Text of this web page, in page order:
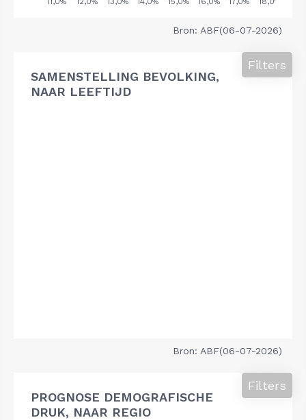
Bron: ABF(06-07-2026)
SAMENSTELLING BEVOLKING,
NAAR LEEFTIJD
Filters
Bron: ABF(06-07-2026)
PROGNOSE DEMOGRAFISCHE
DRUK, NAAR REGIO
Filters